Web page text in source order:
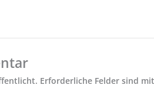
Erforderliche Felder sind mit